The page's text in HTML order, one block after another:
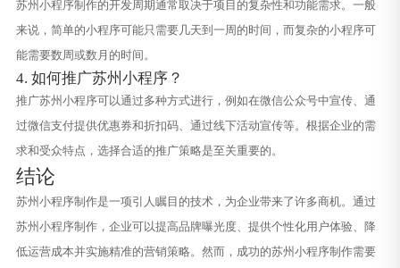
苏州小程序制作的开发周期通常取决于项目的复杂性和功能需求。一般
来说，简单的小程序可能只需要几天到一周的时间，而复杂的小程序可
能需要数周或数月的时间。
4. 如何推广苏州小程序？
推广苏州小程序可以通过多种方式进行，例如在微信公众号中宣传、通
过微信支付提供优惠券和折扣码、通过线下活动宣传等。根据企业的需
求和受众特点，选择合适的推广策略是至关重要的。
结论
苏州小程序制作是一项引人瞩目的技术，为企业带来了许多商机。通过
苏州小程序制作，企业可以提高品牌曝光度、提供个性化用户体验、降
低运营成本并实施精准的营销策略。然而，成功的苏州小程序制作需要